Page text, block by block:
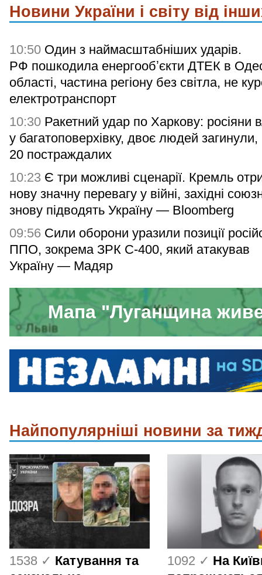
Новини України і світу від
10:50 Один з наймасштабніших ударів.
РФ пошкодила енергообʼєкти ДТЕК в
області, частина регіону без світла, не
електротранспорт
10:30 Ракетний удар по Харкову: росіяни
у багатоповерхівку, двоє людей
20 постраждалих
10:23 Є три можливі сценарії. Кремль
нову значну перевагу у війні, західні
знову підводять Україну — Bloomberg
09:56 Сили оборони уразили позиції
ППО, зокрема ЗРК С-400, який атакував
Україну — Мадяр
Мапа "Луганщина
Найпопулярніші новини за
1538 ✓ Катування та
1092 ✓ На